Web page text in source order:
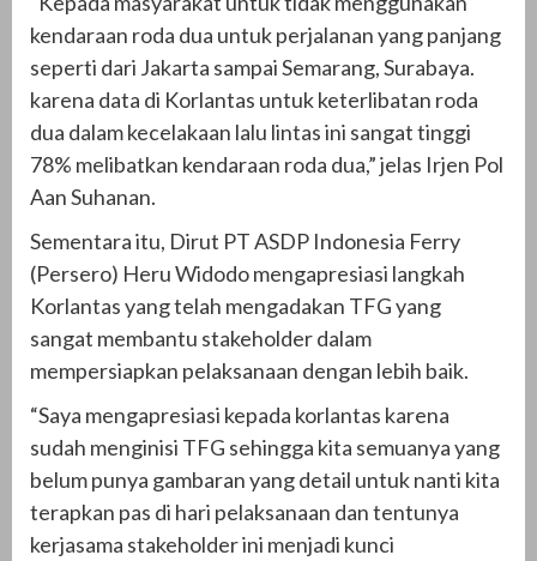
kendaraan roda dua untuk perjalanan yang panjang
seperti dari Jakarta sampai Semarang, Surabaya.
karena data di Korlantas untuk keterlibatan roda
dua dalam kecelakaan lalu lintas ini sangat tinggi
78% melibatkan kendaraan roda dua,” jelas Irjen Pol
Aan Suhanan.
Sementara itu, Dirut PT ASDP Indonesia Ferry
(Persero) Heru Widodo mengapresiasi langkah
Korlantas yang telah mengadakan TFG yang
sangat membantu stakeholder dalam
mempersiapkan pelaksanaan dengan lebih baik.
“Saya mengapresiasi kepada korlantas karena
sudah menginisi TFG sehingga kita semuanya yang
belum punya gambaran yang detail untuk nanti kita
terapkan pas di hari pelaksanaan dan tentunya
kerjasama stakeholder ini menjadi kunci